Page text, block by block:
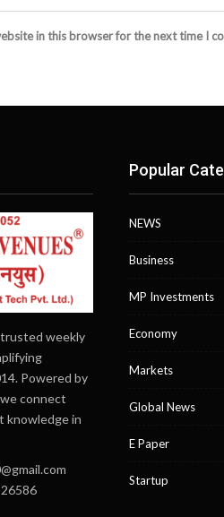
in this browser for the next time I
weekly
Powered by
connect
knowledge in
Popular
NEWS
Business
MP Investments
Economy
Markets
Global News
E Paper
Startup